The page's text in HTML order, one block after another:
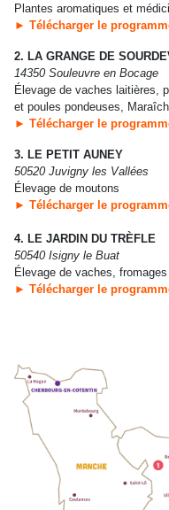
Plantes aromatiques et
► Télécharger le
2. LA GRANGE DE
14350 Souleuvre en Bocage
Élevage de vaches laitières,
et poules pondeuses,
► Télécharger le
3. LE PETIT AUNEY
50520 Juvigny les Vallées
Élevage de moutons
► Télécharger le
4. LE JARDIN DU TRÈFLE
50540 Isigny le Buat
Élevage de vaches, fromages
► Télécharger le